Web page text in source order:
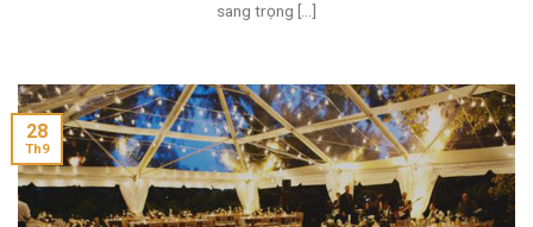
sang trọng [...]
28
Th9